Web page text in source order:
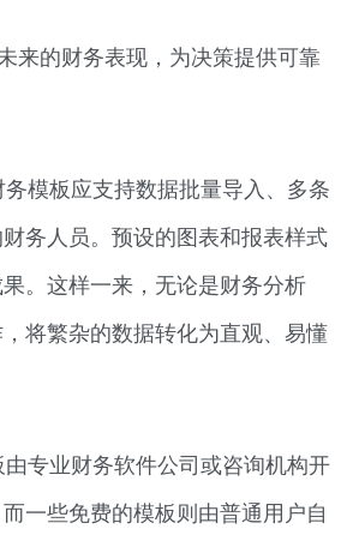
来的财务表现，为决策提供可靠
模板应支持数据批量导入、多条
务人员。预设的图表和报表样式
。这样一来，无论是财务分析
将繁杂的数据转化为直观、易懂
专业财务软件公司或咨询机构开
一些免费的模板则由普通用户自